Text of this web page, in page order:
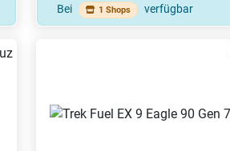
Bei 1 Shops verfügbar